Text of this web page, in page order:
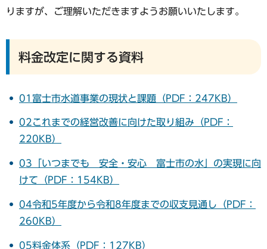
りますが、ご理解いただきますようお願いいたします。
料金改定に関する資料
01富士市水道事業の現状と課題（PDF：247KB）
02これまでの経営改善に向けた取り組み（PDF：
220KB）
03「いつまでも 安全・安心 富士市の水」の実現に向
けて（PDF：154KB）
04令和5年度から令和8年度までの収支見通し（PDF：
260KB）
05料金体系（PDF：127KB）